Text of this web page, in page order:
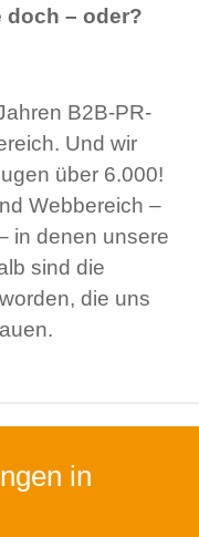
doch – oder?
B2B-PR-
Und wir
über 6.000!
Webbereich –
in denen unsere
sind die
die uns
in